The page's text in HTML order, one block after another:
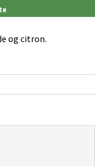
og citron.